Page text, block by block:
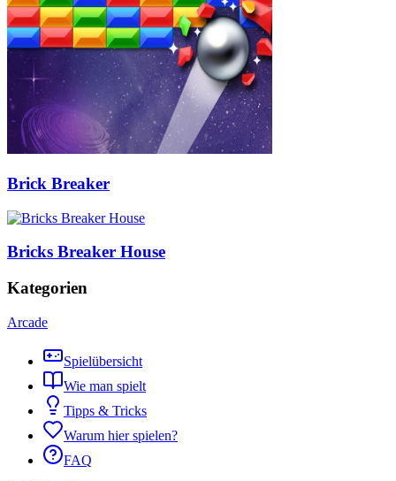
Brick Breaker
Bricks Breaker House
Kategorien
Arcade
Spielübersicht
Wie man spielt
Tipps & Tricks
Warum hier spielen?
FAQ